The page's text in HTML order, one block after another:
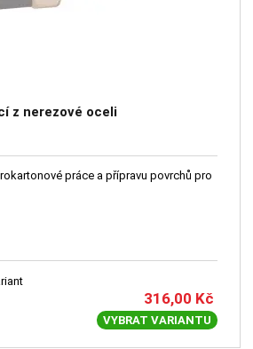
z nerezové oceli
práce a přípravu povrchů pro
316,00 Kč
VYBRAT VARIANTU